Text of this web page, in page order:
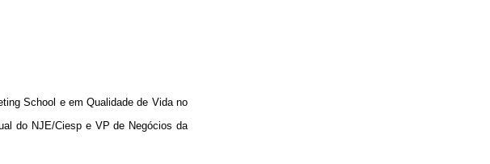
School e em Qualidade de Vida no
do NJE/Ciesp e VP de Negócios da